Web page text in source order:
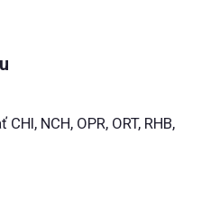
NCH, OPR, ORT, RHB,